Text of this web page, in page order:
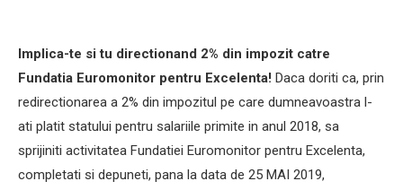
Implica-te si tu directionand 2% din impozit catre
Fundatia Euromonitor pentru Excelenta! Daca doriti ca, prin
redirectionarea a 2% din impozitul pe care dumneavoastra l-
ati platit statului pentru salariile primite in anul 2018, sa
sprijiniti activitatea Fundatiei Euromonitor pentru Excelenta,
completati si depuneti, pana la data de 25 MAI 2019,